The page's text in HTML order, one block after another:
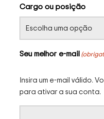
Cargo ou posição
Seu melhor e-mail
Insira um e-mail válido.
para ativar a sua conta.